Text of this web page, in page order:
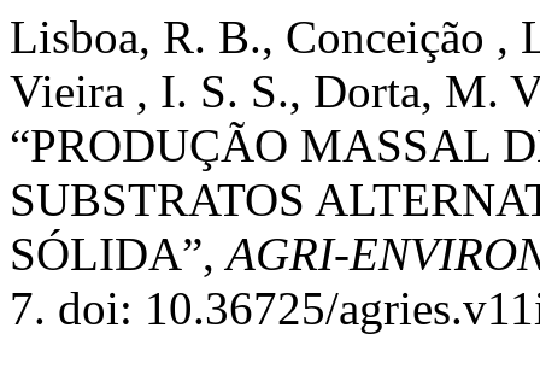
Lisboa, R. B., Conceição ,
Vieira , I. S. S., Dorta, M.
“PRODUÇÃO MASSAL
SUBSTRATOS
SÓLIDA”,AGRI-
7. doi: 10.36725/